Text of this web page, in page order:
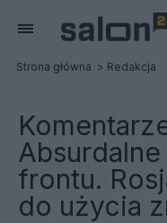
Strona główna Redakcja
frontu.
do użycia